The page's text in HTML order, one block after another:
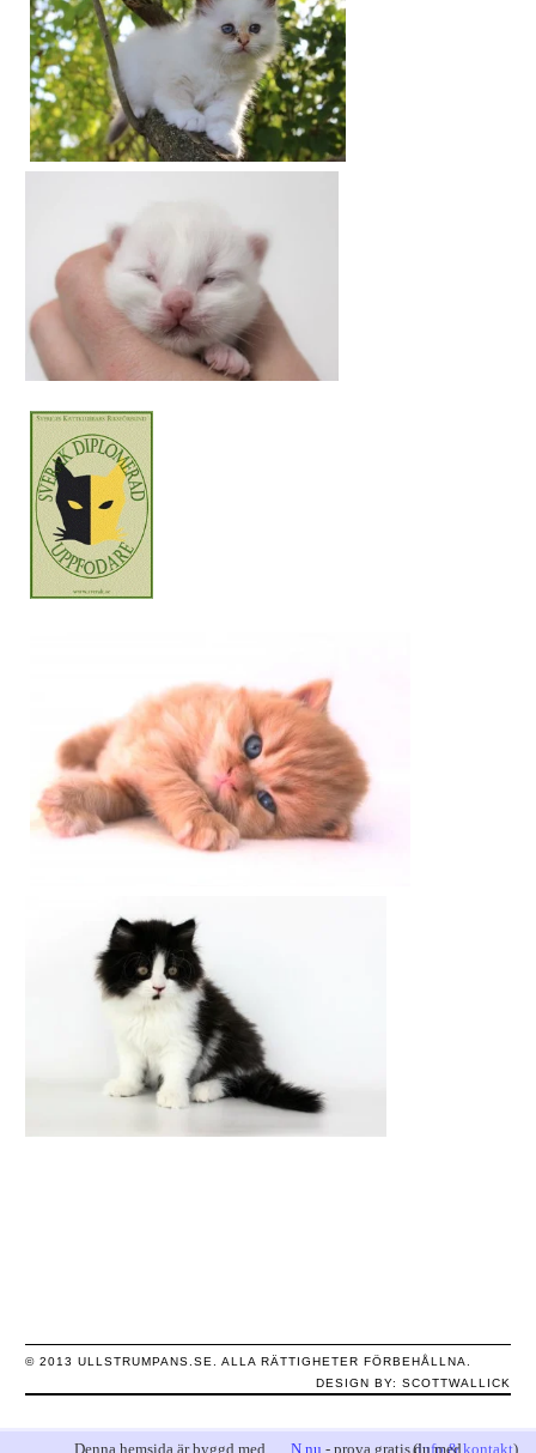
© 2013 ULLSTRUMPANS.SE. ALLA RÄTTIGHETER FÖRBEHÅLLNA.
DESIGN BY: SCOTTWALLICK
Denna hemsida är byggd med N.nu - prova gratis du med.
(info & kontakt)